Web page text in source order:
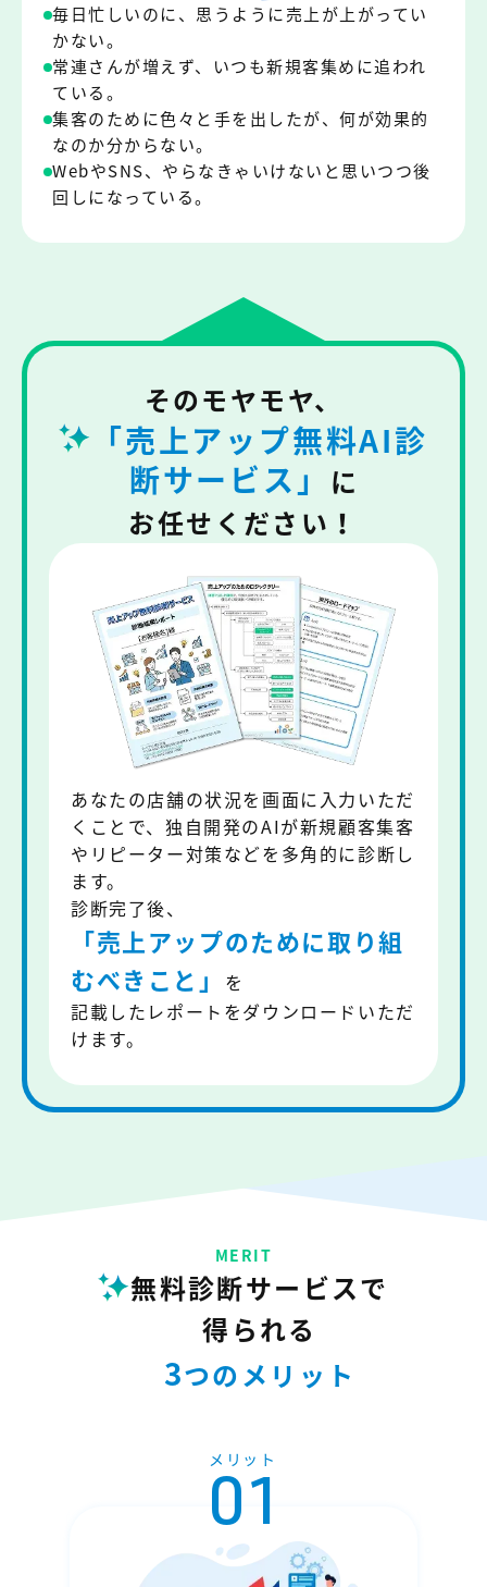
毎日忙しいのに、思うように売上が上がってい
かない。
常連さんが増えず、いつも新規客集めに追われ
ている。
集客のために色々と手を出したが、何が効果的
なのか分からない。
WebやSNS、やらなきゃいけないと思いつつ後
回しになっている。
そのモヤモヤ、
「売上アップ無料AI診
断サービス」
に
お任せください！
あなたの店舗の状況を画面に入力いただ
くことで、独自開発のAIが新規顧客集客
やリピーター対策などを多角的に診断し
ます。
診断完了後、
「売上アップのために取り組
むべきこと」
を
記載したレポートをダウンロードいただ
けます。
MERIT
無料診断サービスで
得られる
3つのメリット
メリット
01